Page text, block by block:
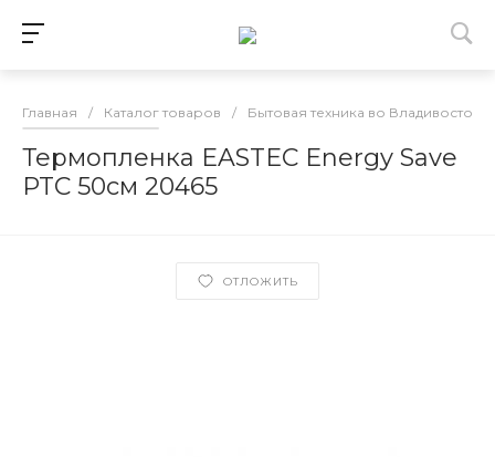
Главная / Каталог товаров / Бытовая техника во Владивостоке
Термопленка EASTEC Energy Save
PTC 50см 20465
ОТЛОЖИТЬ